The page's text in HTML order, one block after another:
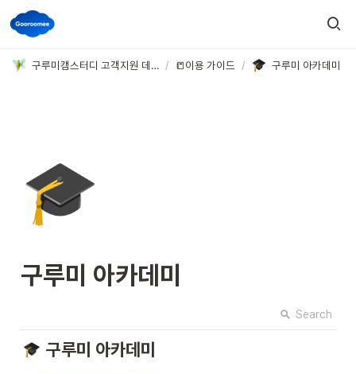
구루미캠스터디 고객지원 데스크 / 📒이용 가이드 / 구루미 아카데미
🎓
구루미 아카데미
Search
구루미 아카데미